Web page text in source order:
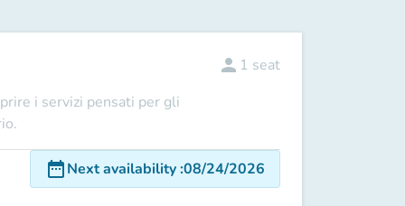
i servizi pensati per gli
person 1 seat
date_rangeNext availability:08/24/2026